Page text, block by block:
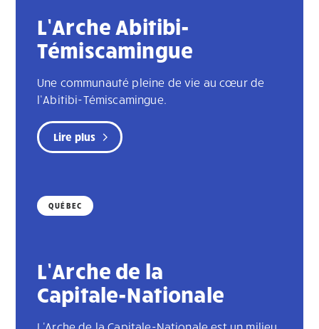
L’Arche Abitibi-
Témiscamingue
Une communauté pleine de vie au cœur de
l’Abitibi-Témiscamingue.
Lire plus
QUÉBEC
L’Arche de la
Capitale-Nationale